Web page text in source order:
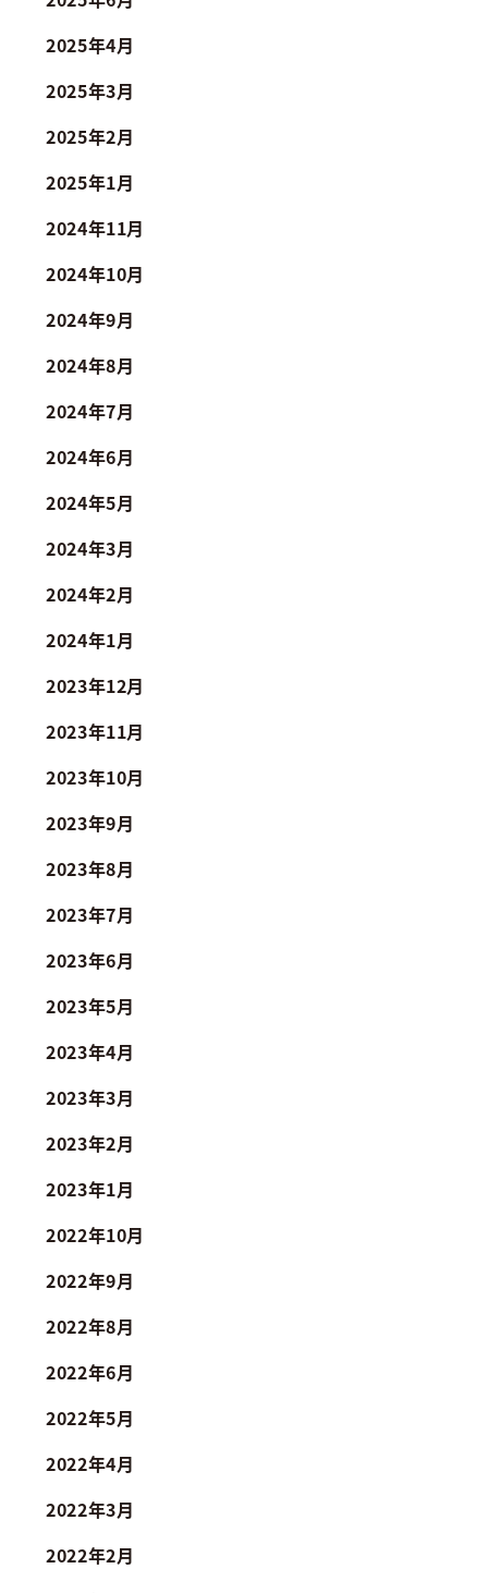
2025年4月
2025年3月
2025年2月
2025年1月
2024年11月
2024年10月
2024年9月
2024年8月
2024年7月
2024年6月
2024年5月
2024年3月
2024年2月
2024年1月
2023年12月
2023年11月
2023年10月
2023年9月
2023年8月
2023年7月
2023年6月
2023年5月
2023年4月
2023年3月
2023年2月
2023年1月
2022年10月
2022年9月
2022年8月
2022年6月
2022年5月
2022年4月
2022年3月
2022年2月